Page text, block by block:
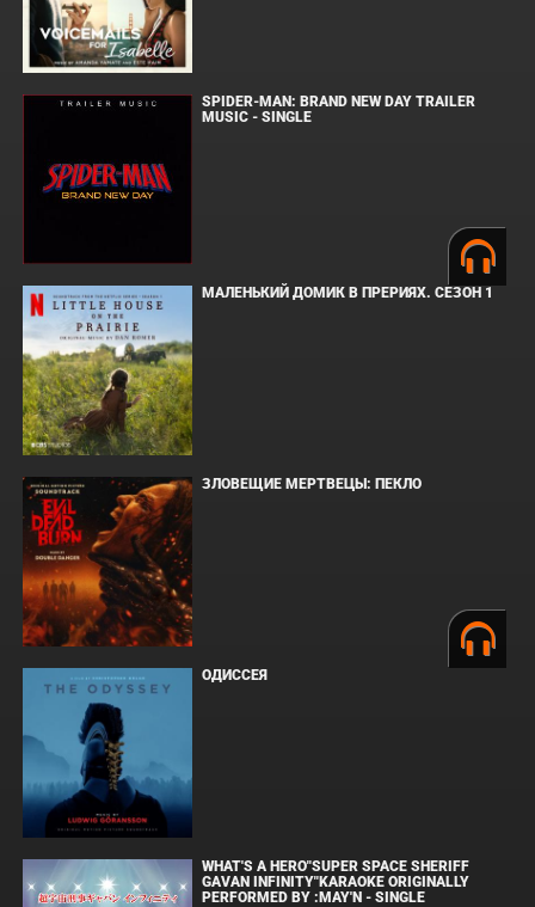
SPIDER-MAN: BRAND NEW DAY TRAILER
MUSIC - SINGLE
МАЛЕНЬКИЙ ДОМИК В ПРЕРИЯХ. СЕЗОН 1
ЗЛОВЕЩИЕ МЕРТВЕЦЫ: ПЕКЛО
ОДИССЕЯ
WHAT'S A HERO"SUPER SPACE SHERIFF
GAVAN INFINITY"KARAOKE ORIGINALLY
PERFORMED BY :MAY'N - SINGLE